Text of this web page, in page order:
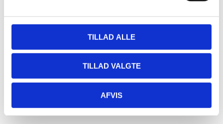
TILLAD ALLE
TILLAD VALGTE
AFVIS